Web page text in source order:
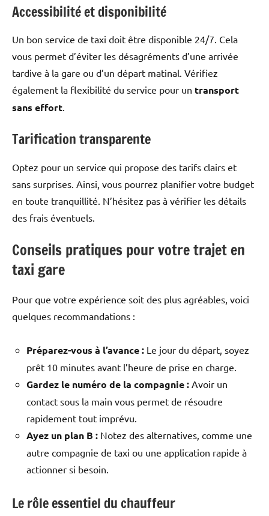
Accessibilité et disponibilité
Un bon service de taxi doit être disponible 24/7. Cela
vous permet d’éviter les désagréments d’une arrivée
tardive à la gare ou d’un départ matinal. Vérifiez
également la flexibilité du service pour un transport
sans effort.
Tarification transparente
Optez pour un service qui propose des tarifs clairs et
sans surprises. Ainsi, vous pourrez planifier votre budget
en toute tranquillité. N’hésitez pas à vérifier les détails
des frais éventuels.
Conseils pratiques pour votre trajet en
taxi gare
Pour que votre expérience soit des plus agréables, voici
quelques recommandations :
Préparez-vous à l’avance : Le jour du départ, soyez
prêt 10 minutes avant l’heure de prise en charge.
Gardez le numéro de la compagnie : Avoir un
contact sous la main vous permet de résoudre
rapidement tout imprévu.
Ayez un plan B : Notez des alternatives, comme une
autre compagnie de taxi ou une application rapide à
actionner si besoin.
Le rôle essentiel du chauffeur